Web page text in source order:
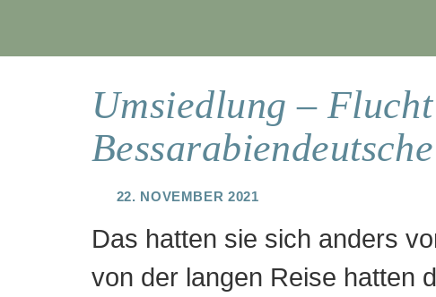
Umsiedlung –
22. November 2021
Das hatten sie sich anders
von der langen Reise hatten